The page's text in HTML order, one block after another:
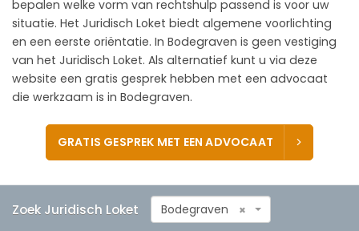
CONTACT
bepalen welke vorm van rechtshulp passend is voor uw
situatie. Het Juridisch Loket biedt algemene voorlichting
en een eerste oriëntatie. In Bodegraven is geen vestiging
van het Juridisch Loket. Als alternatief kunt u via deze
website een gratis gesprek hebben met een advocaat
die werkzaam is in Bodegraven.
GRATIS GESPREK MET EEN ADVOCAAT
Zoek Juridisch Loket ×
Bodegraven